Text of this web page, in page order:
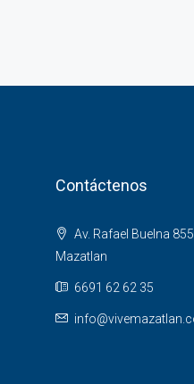
Contáctenos
Av. Rafael Buelna
Mazatlan
6691 62 62 35